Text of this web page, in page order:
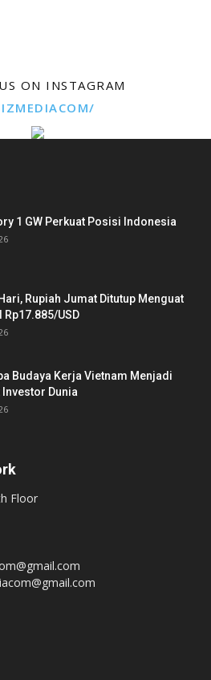
ON INSTAGRAM
1 GW Perkuat Posisi Indonesia
Rupiah Jumat Ditutup Menguat
Rp17.885/USD
Budaya Kerja Vietnam Menjadi
Investor Dunia
Floor